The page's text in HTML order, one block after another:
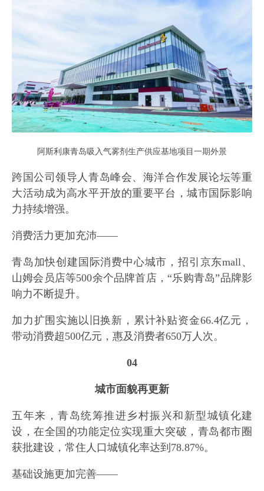
阿斯利康青岛吸入气雾剂生产供应基地项目一期外景
跨国公司领导人青岛峰会、海洋合作发展论坛等重
大活动成为高水平开放的重要平台，城市国际影响
力持续增强。
消费活力更加充沛——
青岛加快创建国际消费中心城市，招引京东mall、
山姆会员店等500余个品牌首店，“乐购青岛”品牌影
响力不断提升。
加力扩围实施以旧换新，累计补贴资金66.4亿元，
带动消费超500亿元，惠及消费者650万人次。
04
城市面貌再更新
五年来，青岛统筹推进乡村振兴和新型城镇化建
设，在全国的功能定位实现重大突破，青岛都市圈
获批建设，常住人口城镇化率达到78.87%。
基础设施更加完善——